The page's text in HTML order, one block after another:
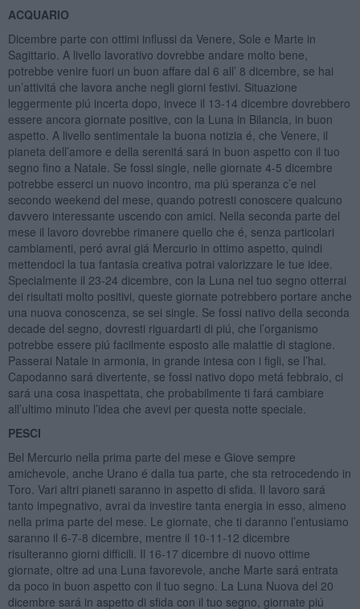
ACQUARIO
Dicembre parte con ottimi influssi da Venere, Sole e Marte in
Sagittario. A livello lavorativo dovrebbe andare molto bene,
potrebbe venire fuori un buon affare dal 6 all’ 8 dicembre, se hai
un’attivitá che lavora anche negli giorni festivi. Situazione
leggermente piú incerta dopo, invece il 13-14 dicembre dovrebbero
essere ancora giornate positive, con la Luna in Bilancia, in buon
aspetto. A livello sentimentale la buona notizia é, che Venere, il
pianeta dell’amore e della serenitá sará in buon aspetto con il tuo
segno fino a Natale. Se fossi single, nelle giornate 4-5 dicembre
potrebbe esserci un nuovo incontro, ma piú speranza c’e nel
secondo weekend del mese, quando potresti conoscere qualcuno
davvero interessante uscendo con amici. Nella seconda parte del
mese il lavoro dovrebbe rimanere quello che é, senza particolari
cambiamenti, peró avrai giá Mercurio in ottimo aspetto, quindi
mettendoci la tua fantasia creativa potrai valorizzare le tue idee.
Specialmente il 23-24 dicembre, con la Luna nel tuo segno otterrai
dei risultati molto positivi, queste giornate potrebbero portare anche
una nuova conoscenza, se sei single. Se fossi nativo della seconda
decade del segno, dovresti riguardarti di piú, che l’organismo
potrebbe essere piú facilmente esposto alle malattie di stagione.
Passerai Natale in armonia, in grande intesa con i figli, se l’hai.
Capodanno sará divertente, se fossi nativo dopo metá febbraio, ci
sará una cosa inaspettata, che probabilmente ti fará cambiare
all’ultimo minuto l’idea che avevi per questa notte speciale.
PESCI
Bel Mercurio nella prima parte del mese e Giove sempre
amichevole, anche Urano é dalla tua parte, che sta retrocedendo in
Toro. Vari altri pianeti saranno in aspetto di sfida. Il lavoro sará
tanto impegnativo, avrai da investire tanta energia in esso, almeno
nella prima parte del mese. Le giornate, che ti daranno l’entusiamo
saranno il 6-7-8 dicembre, mentre il 10-11-12 dicembre
risulteranno giorni difficili. Il 16-17 dicembre di nuovo ottime
giornate, oltre ad una Luna favorevole, anche Marte sará entrata
da poco in buon aspetto con il tuo segno. La Luna Nuova del 20
dicembre sará in aspetto di sfida con il tuo segno, giornate piú